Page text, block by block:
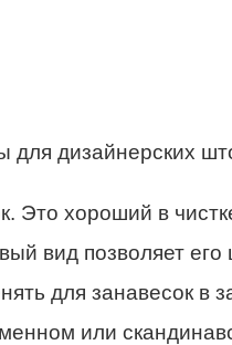
для дизайнерских
Это хороший в
вид позволяет его
для занавесок в
или